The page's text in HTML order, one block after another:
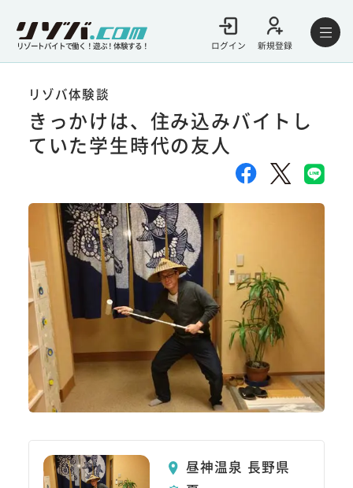
リゾートバイトで働く！遊ぶ！体験する！ ログイン 新規登録
リゾバ体験談
きっかけは、住み込みバイトし
ていた学生時代の友人
昼神温泉 長野県